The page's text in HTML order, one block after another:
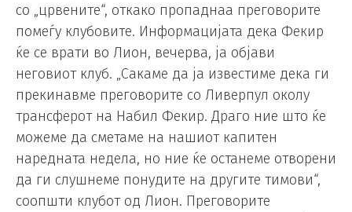
со „црвените“, откако пропаднаа преговорите
помеѓу клубовите. Информацијата дека Фекир
ќе се врати во Лион, вечерва, ја објави
неговиот клуб. „Сакаме да ја известиме дека ги
прекинавме преговорите со Ливерпул околу
трансферот на Набил Фекир. Драго ние што ќе
можеме да сметаме на нашиот капитен
наредната недела, но ние ќе останеме отворени
да ги слушнеме понудите на другите тимови“,
соопшти клубот од Лион. Преговорите